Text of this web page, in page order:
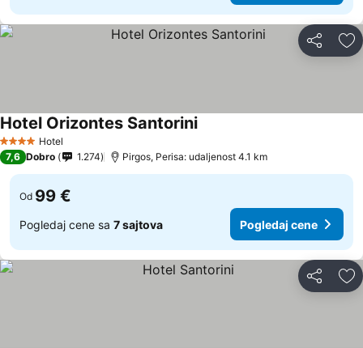
Deli
4 ZvezdiceHotel
Hotel Orizontes SantoriniPogledaj cene
7,6 Dobro 1.274 Pirgos, Perisa: udaljenost 4.1 km
Od 99 €
Pogledaj cene sa 7 sajtova Pogledaj cene
Deli